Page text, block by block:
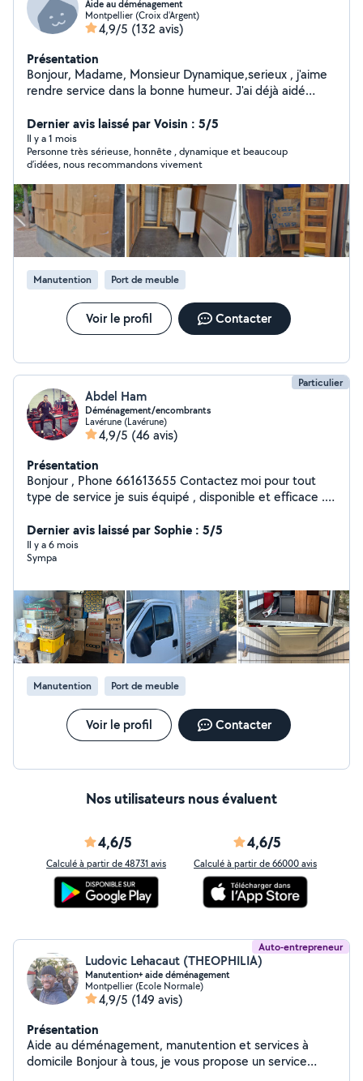
Aide au déménagement
Montpellier (Croix d'Argent)
4,9/5 (132 avis)
Présentation
Bonjour, Madame, Monsieur Dynamique,serieux , j'aime
rendre service dans la bonne humeur. J'ai déjà aidé
tâches. J'ai l'habitude, bonne expérience dans ce
domaine de déménagement (machine a laver, canapé,
et tous genres j ai un diable qui peut servir) Aide
polyvalente que ce soit pour demonter ou remonter
des meubles, je m'adapte à vos besoins, Pour toutes
questions n'hésitez pas à me contacter.
Dernier avis laissé par Voisin : 5/5
Il y a 1 mois
Personne très sérieuse, honnête , dynamique et beaucoup
d’idées, nous recommandons vivement
Manutention Port de meuble
Voir le profil Contacter
Particulier
Abdel Ham
Déménagement/encombrants
Lavérune (Lavérune)
4,9/5 (46 avis)
Présentation
Bonjour , Phone 661613655 Contactez moi pour tout
type de service je suis équipé , disponible et efficace .
déchargement /port de charges lourde/vide maison /
Debarassage encombrants, gravats , déchet vert Je suis
également accompagné pour des missions un peu plus
réflexions et rapidité sont les points phares de mon
travail . Je reste à votre disposition pour discuter et
échanger sur vos projets
Dernier avis laissé par Sophie : 5/5
Il y a 6 mois
Sympa
Manutention Port de meuble
Voir le profil Contacter
Nos utilisateurs nous évaluent
4,6/5
Calculé à partir de 48731 avis
4,6/5
Calculé à partir de 66000 avis
Auto-entrepreneur
Ludovic Lehacaut (THEOPHILIA)
Manutention+ aide déménagement
Montpellier (Ecole Normale)
4,9/5 (149 avis)
Présentation
Aide au déménagement, manutention et services à
domicile Bonjour à tous, je vous propose un service